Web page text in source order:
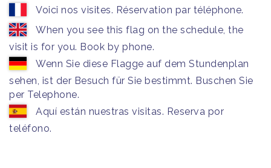
Voici nos visites. Réservation par téléphone.
When you see this flag on the schedule, the
visit is for you. Book by phone.
Wenn Sie diese Flagge auf dem Stundenplan
sehen, ist der Besuch für Sie bestimmt. Buschen Sie
per Telephone.
Aquí están nuestras visitas. Reserva por
teléfono.